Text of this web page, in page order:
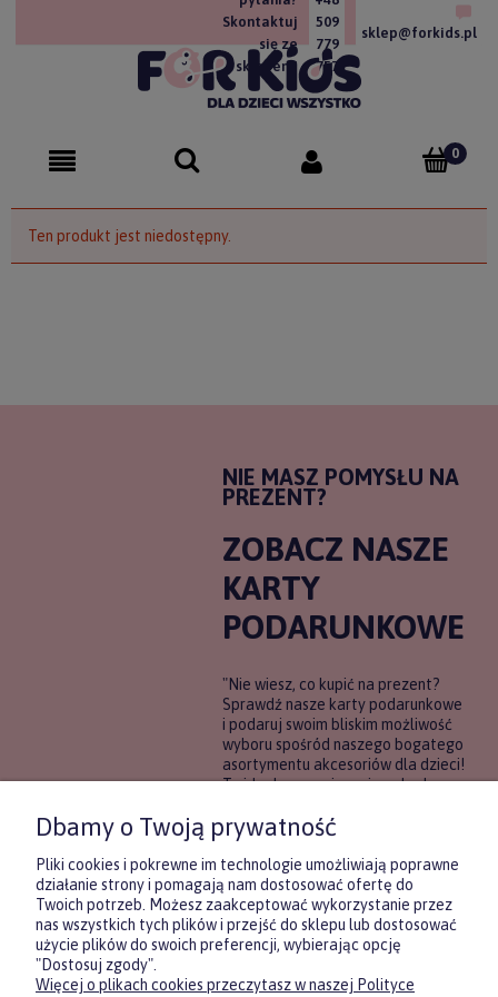
Skontaktuj
się ze
sklepem!
509
779
757
sklep@forkids.pl
Ten produkt jest niedostępny.
NIE MASZ POMYSŁU NA
PREZENT?
ZOBACZ NASZE
KARTY
PODARUNKOWE
"Nie wiesz, co kupić na prezent?
Sprawdź nasze karty podarunkowe
i podaruj swoim bliskim możliwość
wyboru spośród naszego bogatego
asortymentu akcesoriów dla dzieci!
To idealne rozwiązanie, gdy chcesz
pewności, co będzie najbardziej
trafione.
DOWIEDZ SIĘ WIĘCEJ
Dbamy o Twoją prywatność
Pliki cookies i pokrewne im technologie umożliwiają poprawne
działanie strony i pomagają nam dostosować ofertę do
Twoich potrzeb. Możesz zaakceptować wykorzystanie przez
nas wszystkich tych plików i przejść do sklepu lub dostosować
użycie plików do swoich preferencji, wybierając opcję
"Dostosuj zgody".
Więcej o plikach cookies przeczytasz w naszej Polityce